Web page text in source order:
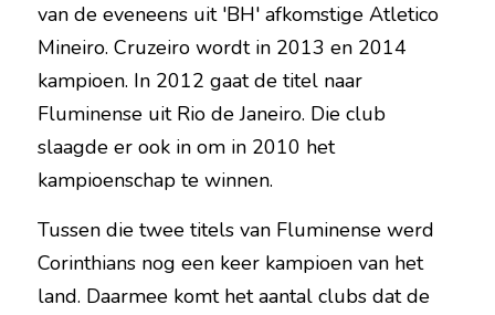
van de eveneens uit 'BH' afkomstige Atletico
Mineiro. Cruzeiro wordt in 2013 en 2014
kampioen. In 2012 gaat de titel naar
Fluminense uit Rio de Janeiro. Die club
slaagde er ook in om in 2010 het
kampioenschap te winnen.
Tussen die twee titels van Fluminense werd
Corinthians nog een keer kampioen van het
land. Daarmee komt het aantal clubs dat de